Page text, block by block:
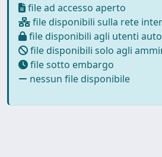
file ad accesso aperto
file disponibili sulla rete
file disponibili agli utenti
file disponibili solo agli
file sotto embargo
nessun file disponibile